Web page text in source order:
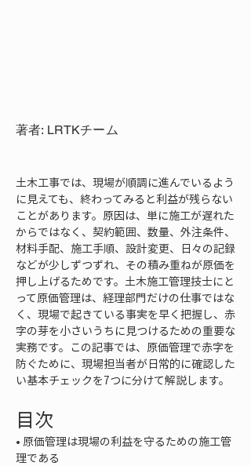
著者: LRTKチーム
土木工事では、現場が順調に進んでいるよう
に見えても、終わってみると利益が残らない
ことがあります。原因は、単に施工が遅れた
からではなく、契約範囲、数量、外注条件、
材料手配、施工手順、設計変更、日々の記録
などが少しずつずれ、その積み重ねが原価を
押し上げるためです。土木施工管理技士にと
って原価管理は、経理部門だけの仕事ではな
く、現場で起きている事実を早く把握し、赤
字の芽を小さいうちに見つけるための重要な
実務です。この記事では、原価管理で赤字を
防ぐために、現場担当者が日常的に確認した
い基本チェックを7つに分けて解説します。
目次
• 原価管理は現場の利益を守るための施工管
理である